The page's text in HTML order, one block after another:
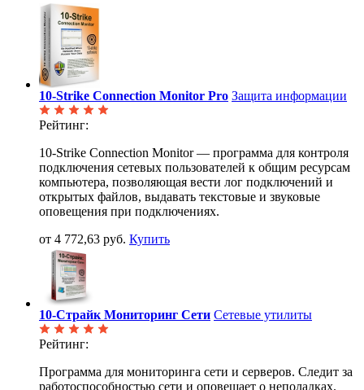
10-Strike Connection Monitor Pro Защита информации
Рейтинг:
10-Strike Connection Monitor — программа для контроля
подключения сетевых пользователей к общим ресурсам
компьютера, позволяющая вести лог подключений и
открытых файлов, выдавать текстовые и звуковые
оповещения при подключениях.
от 4 772,63 руб. Купить
10-Страйк Мониторинг Сети Сетевые утилиты
Рейтинг:
Программа для мониторинга сети и серверов. Следит за
работоспособностью сети и оповещает о неполадках.